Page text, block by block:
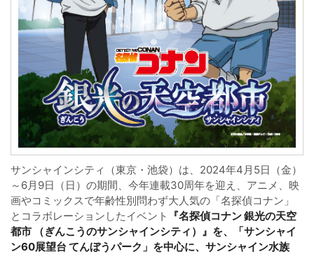
サンシャインシティ（東京・池袋）は、2024年4月5日（金）
～6月9日（日）の期間、今年連載30周年を迎え、アニメ、映
画やコミックスで年齢性別問わず大人気の「名探偵コナン」
とコラボレーションしたイベント
『名探偵コナン 銀光の天空
都市 （ぎんこうのサンシャインシティ）』を、「サンシャイ
ン60展望台 てんぼうパーク」を中心に、サンシャイン水族